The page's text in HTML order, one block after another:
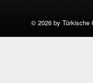
© 2026 by Türkische